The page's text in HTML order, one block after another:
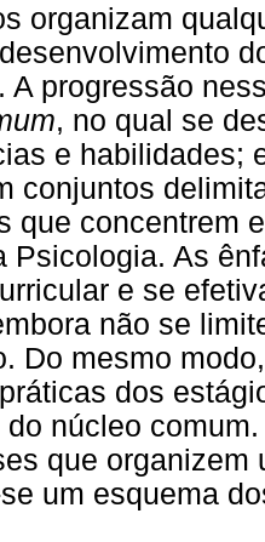
organizam
A progressão
, no qual se
e habilidades;
conjuntos
que concentrem
Psicologia. As
e se
não se
Do mesmo
dos
núcleo
que organizem
um esquema